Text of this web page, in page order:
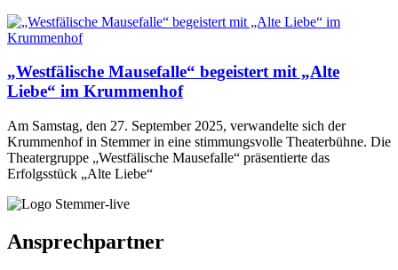
„Westfälische Mausefalle“ begeistert mit „Alte
Liebe“ im Krummenhof
Am Samstag, den 27. September 2025, verwandelte sich der
Krummenhof in Stemmer in eine stimmungsvolle Theaterbühne. Die
Theatergruppe „Westfälische Mausefalle“ präsentierte das
Erfolgsstück „Alte Liebe“
Ansprechpartner